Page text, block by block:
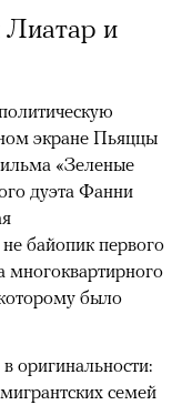
Лиатар и
экране Пьяццы
«Зеленые
дуэта Фанни
байопик первого
многоквартирного
было
оригинальности:
семей